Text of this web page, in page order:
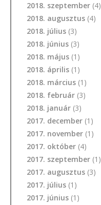
2018. szeptember (4)
2018. augusztus (4)
2018. július (3)
2018. június (3)
2018. május (1)
2018. április (1)
2018. március (1)
2018. február (3)
2018. január (3)
2017. december (1)
2017. november (1)
2017. október (4)
2017. szeptember (1)
2017. augusztus (3)
2017. július (1)
2017. június (1)